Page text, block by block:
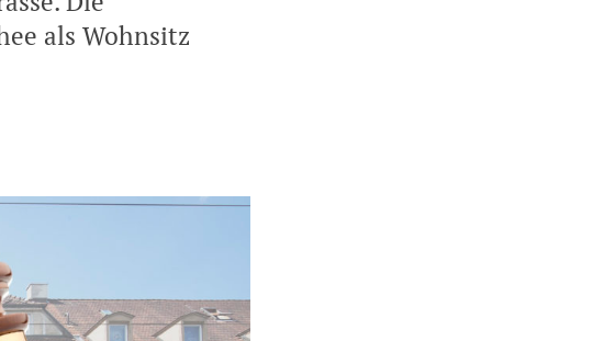
als Wohnsitz